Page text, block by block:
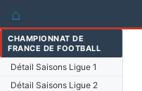
⌂
CHAMPIONNAT DE
FRANCE DE FOOTBALL
Détail Saisons Ligue 1
Détail Saisons Ligue 2